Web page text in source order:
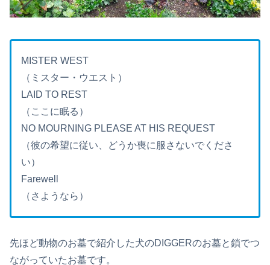
MISTER WEST
（ミスター・ウエスト）
LAID TO REST
（ここに眠る）
NO MOURNING PLEASE AT HIS REQUEST
（彼の希望に従い、どうか喪に服さないでくださ
い）
Farewell
（さようなら）
先ほど動物のお墓で紹介した犬のDIGGERのお墓と鎖でつ
ながっていたお墓です。